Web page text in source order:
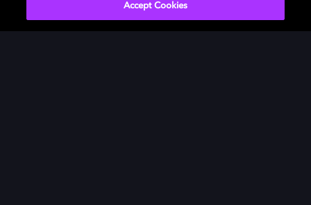
Accept Cookies